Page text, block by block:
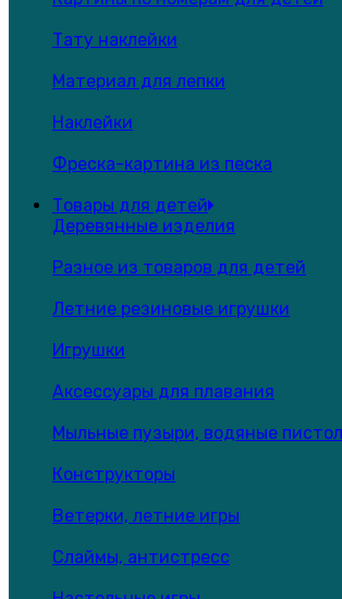
Тату наклейки
Материал для лепки
Наклейки
Фреска-картина из песка
Товары для детей
Деревянные изделия
Разное из товаров для детей
Летние резиновые игрушки
Игрушки
Аксессуары для плавания
Мыльные пузыри, водяные
Конструкторы
Ветерки, летние игры
Слаймы, антистресс